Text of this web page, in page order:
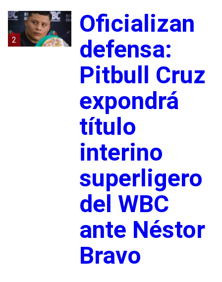
2
Oficializan
defensa:
Pitbull Cruz
expondrá
título
interino
superligero
del WBC
ante Néstor
Bravo